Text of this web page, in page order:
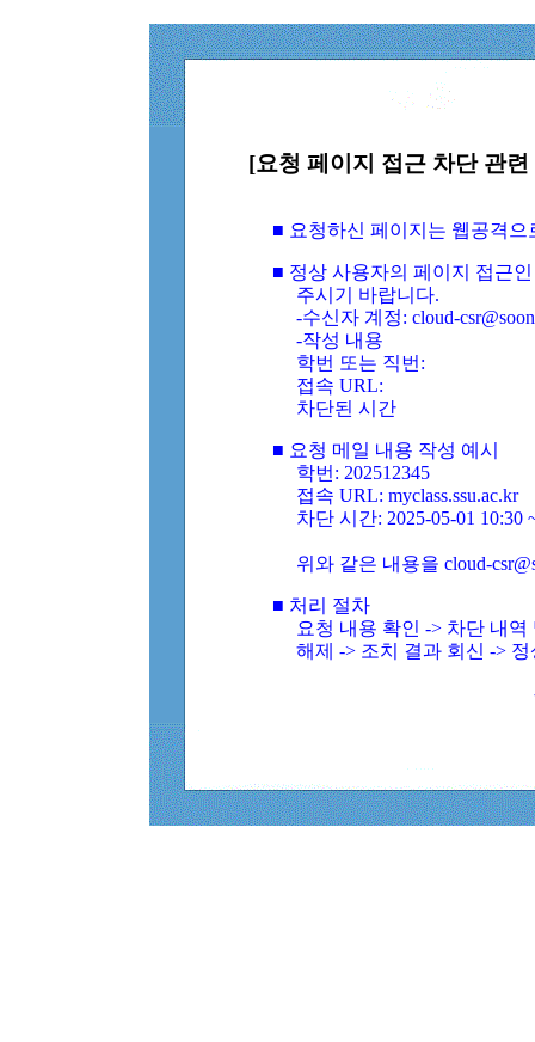
[요청 페이지 접근 차단 관
■ 요청하신 페이지는 웹공격
■ 정상 사용자의 페이지 접근
주시기 바랍니다.
-수신자 계정: cloud-
-작성 내용
학번 또는 직번:
접속 URL:
차단된 시간
■ 요청 메일 내용 작성 예시
학번: 202512345
접속 URL: myclass.ssu.ac.kr
차단 시간: 2025-05-01 10:30
위와 같은 내용을 cloud-
■ 처리 절차
요청 내용 확인 -> 차단 내
해제 -> 조치 결과 회신 ->